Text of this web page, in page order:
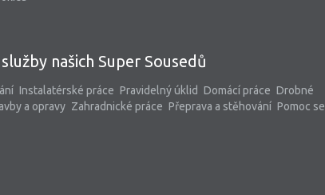
našich Super Sousedů
Instalatérské práce Pravidelný úklid Domácí práce Drobné
a opravy Zahradnické práce Přeprava a stěhování Pomoc se